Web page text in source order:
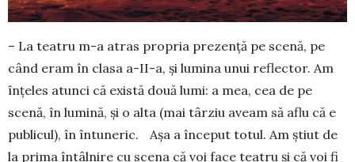
– La teatru m-a atras propria prezență pe scenă, pe
când eram în clasa a-II-a, și lumina unui reflec­tor. Am
înțeles atunci că există două lumi: a mea, cea de pe
scenă, în lumină, și o alta (mai târziu aveam să aflu că e
publicul), în întuneric. Așa a început totul. Am știut de
la prima întâlnire cu scena că voi face teatru și că voi fi